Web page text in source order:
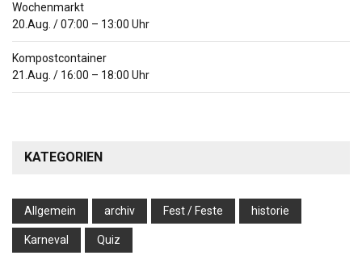
Wochenmarkt
20.Aug. /07:00 – 13:00 Uhr
Kompostcontainer
21.Aug. / 16:00 – 18:00 Uhr
KATEGORIEN
Allgemein archiv Fest / Feste historie
Karneval Quiz